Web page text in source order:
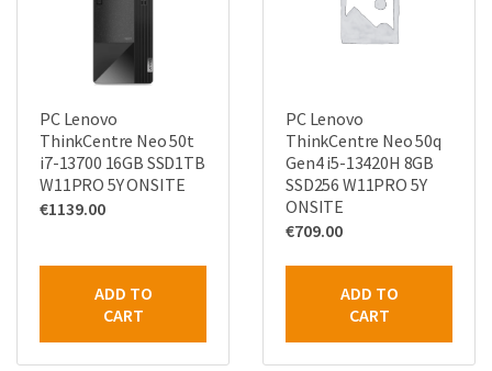
PC Lenovo
ThinkCentre Neo 50t
i7-13700 16GB SSD1TB
W11PRO 5Y ONSITE
€1139.00
ADD TO
CART
PC Lenovo
ThinkCentre Neo 50q
Gen4 i5-13420H 8GB
SSD256 W11PRO 5Y
ONSITE
€709.00
ADD TO
CART